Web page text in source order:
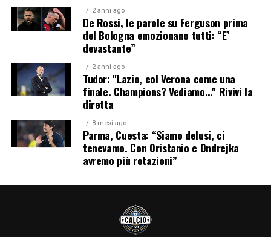
2 anni ago
De Rossi, le parole su Ferguson prima
del Bologna emozionano tutti: “E’
devastante”
2 anni ago
Tudor: "Lazio, col Verona come una
finale. Champions? Vediamo…" Rivivi la
diretta
8 mesi ago
Parma, Cuesta: “Siamo delusi, ci
tenevamo. Con Oristanio e Ondrejka
avremo più rotazioni”